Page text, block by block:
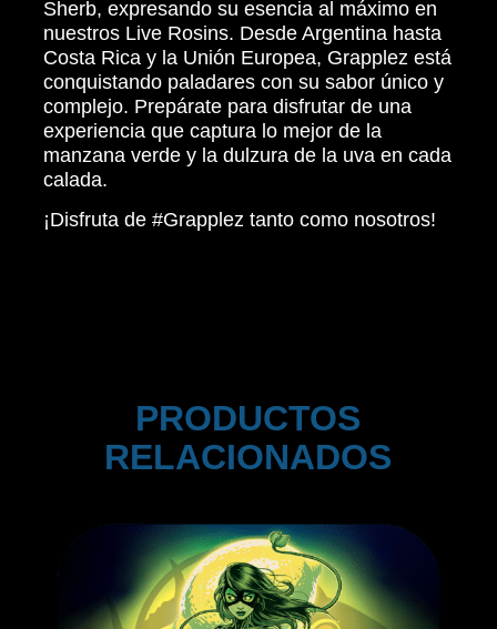
Sherb, expresando su esencia al máximo en
nuestros Live Rosins. Desde Argentina hasta
Costa Rica y la Unión Europea, Grapplez está
conquistando paladares con su sabor único y
complejo. Prepárate para disfrutar de una
experiencia que captura lo mejor de la
manzana verde y la dulzura de la uva en cada
calada.
¡Disfruta de #Grapplez tanto como nosotros!
PRODUCTOS
RELACIONADOS